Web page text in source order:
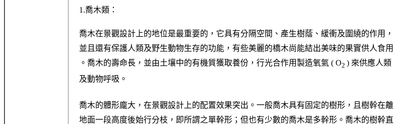
1.喬木類：
喬木在景觀設計上的地位是最重要的，它具有分隔空間、產生樹蔭、緩衝及圍繞的作用，
並且還有保護人類及野生動物生存的功能，有些美麗的橋木尚能結出美味的果實供人食用
。喬木的壽命長，並由土壤中的有機質獲取養份，行光合作用製造氧氣 ( O2 ) 來供應人類
及動物呼吸。
喬木的體形龐大，在景觀設計上的配置效果突出。一般喬木具有固定的樹形，且樹幹在離
地面一段高度後始行分枝，即所謂之單幹形；但也有少數的喬木是多幹形。喬木的樹幹直